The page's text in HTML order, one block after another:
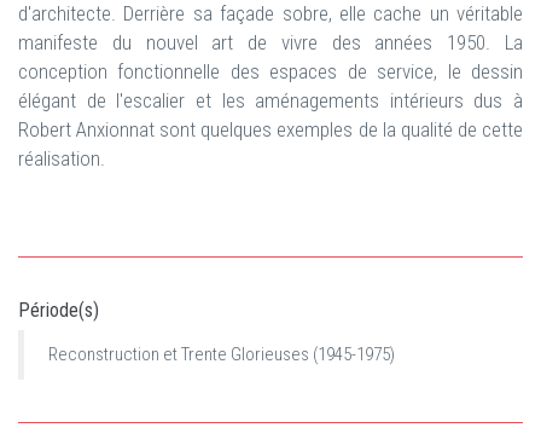
d'architecte. Derrière sa façade sobre, elle cache un véritable
manifeste du nouvel art de vivre des années 1950. La
conception fonctionnelle des espaces de service, le dessin
élégant de l'escalier et les aménagements intérieurs dus à
Robert Anxionnat sont quelques exemples de la qualité de cette
réalisation.
Période(s)
Reconstruction et Trente Glorieuses (1945-1975)